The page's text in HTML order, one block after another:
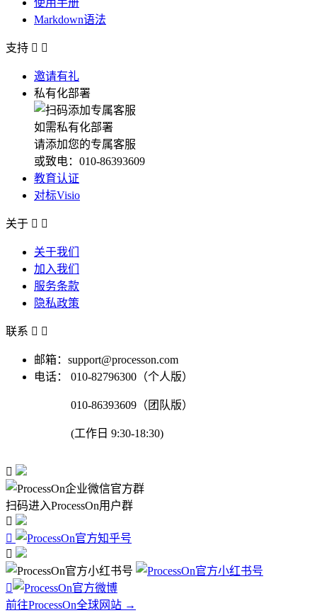
使用手册
Markdown语法
支持  
邀请有礼
私有化部署
如需私有化部署
请添加您的专属客服
或致电：010-86393609
教育认证
对标Visio
关于  
关于我们
加入我们
服务条款
隐私政策
联系  
邮箱：support@processon.com
电话：
010-82796300（个人版）
010-86393609（团队版）
(工作日 9:30-18:30)

扫码进入ProcessOn用户群




前往ProcessOn全球网站 →